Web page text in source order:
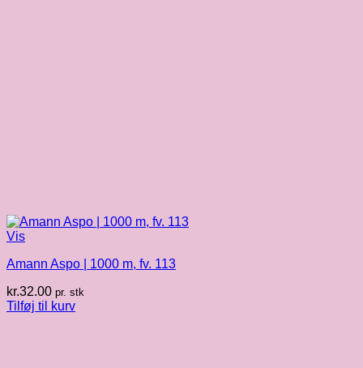
Vis
Amann Aspo | 1000 m, fv. 113
kr.32.00 pr. stk
Tilføj til kurv